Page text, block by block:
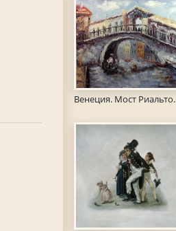
Венеция. Мост Риальто.